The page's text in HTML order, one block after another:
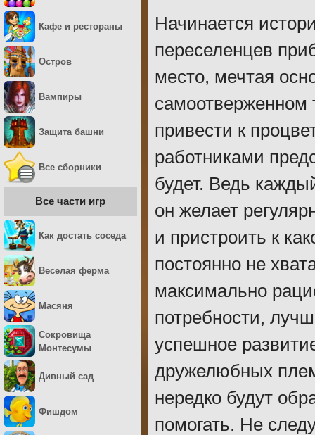
Начинается
переселенцев
место, мечтая
самоотверженном
привести к
работниками
будет. Ведь
он желает
и пристроить к
постоянно не
максимально
потребности,
успешное
дружелюбных
нередко будут
помогать. Не
Кафе и рестораны
Остров
Вампиры
Защита башни
Все сборники
Все части игр
Как достать соседа
Веселая ферма
Масяня
Сокровища
Монтесумы
Дивный сад
Фишдом